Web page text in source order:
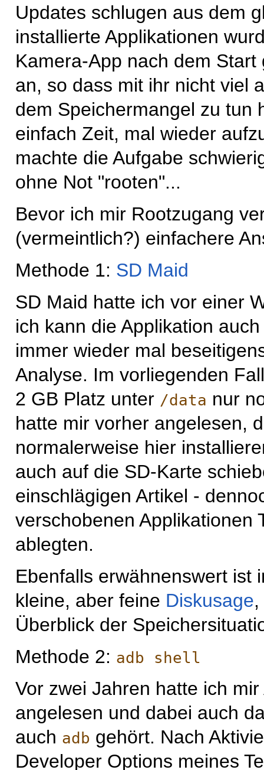
Updates schlugen aus dem
installierte Applikationen
Kamera-App nach dem
an, so dass mit ihr nicht viel
dem Speichermangel zu tun
einfach Zeit, mal wieder
machte die Aufgabe
ohne Not "rooten"...
Bevor ich mir Rootzugang
(vermeintlich?) einfachere
Methode 1: SD Maid
SD Maid hatte ich vor einer
ich kann die Applikation
immer wieder mal
Analyse. Im vorliegenden
2 GB Platz unter /data nur
hatte mir vorher angelesen,
normalerweise hier
auch auf die SD-Karte
einschlägigen Artikel -
verschobenen
ablegten.
Ebenfalls erwähnenswert ist
kleine, aber feine Diskusage
Überblick der
Methode 2: adb shell
Vor zwei Jahren hatte ich
angelesen und dabei auch
auch adb gehört. Nach
Developer Options meines